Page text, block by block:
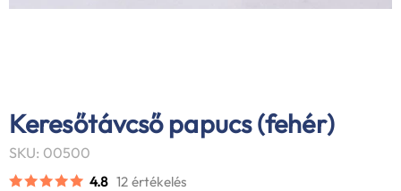
Keresőtávcső papucs (fehér)
SKU: 00500
4.8 12 értékelés